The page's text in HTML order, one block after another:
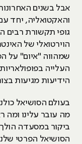
אבל בשנים
והאקטואליה, יחד
גופי תקשורת רבים
הוירטואלי של
שמהווה "איום" על
העלייה
הידיעות מגיעות
בעולם הסושיאל
מה עובר עלינו ומה
ביקור במסעדה
הסושיאל הפרטי